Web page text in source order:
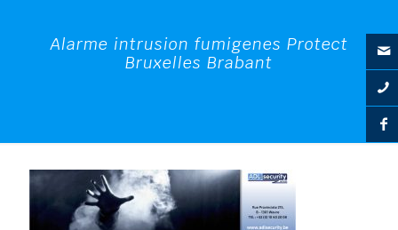
Alarme intrusion fumigenes Protect
Bruxelles Brabant